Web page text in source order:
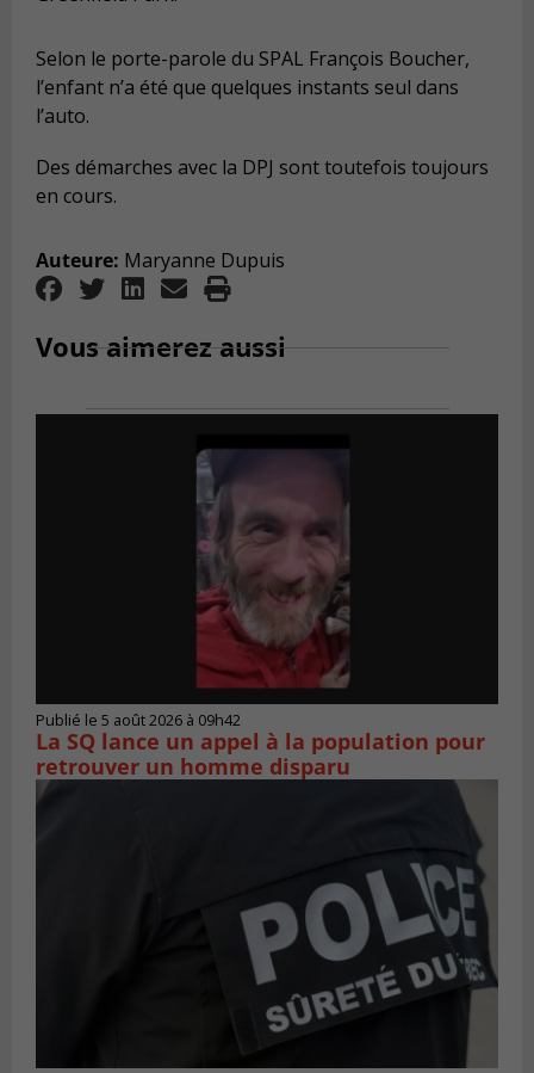
Selon le porte-parole du SPAL François Boucher,
l’enfant n’a été que quelques instants seul dans
l’auto.
Des démarches avec la DPJ sont toutefois toujours
en cours.
Auteure: Maryanne Dupuis
Vous aimerez aussi
Publié le 5 août 2026 à 09h42
La SQ lance un appel à la population pour
retrouver un homme disparu